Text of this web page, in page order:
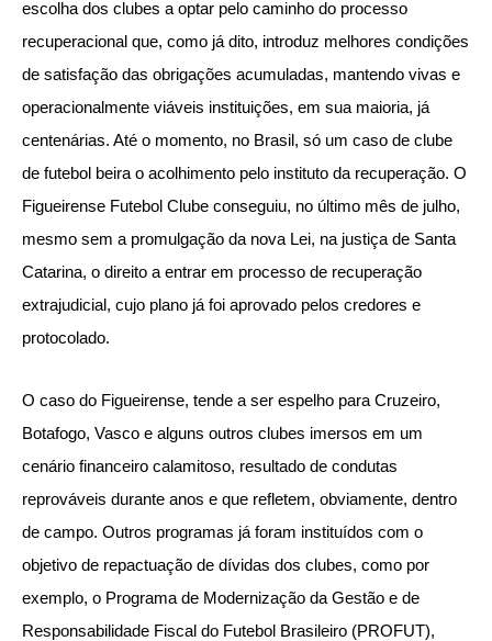
escolha dos clubes a optar pelo caminho do processo
recuperacional que, como já dito, introduz melhores condições
de satisfação das obrigações acumuladas, mantendo vivas e
operacionalmente viáveis instituições, em sua maioria, já
centenárias. Até o momento, no Brasil, só um caso de clube
de futebol beira o acolhimento pelo instituto da recuperação. O
Figueirense Futebol Clube conseguiu, no último mês de julho,
mesmo sem a promulgação da nova Lei, na justiça de Santa
Catarina, o direito a entrar em processo de recuperação
extrajudicial, cujo plano já foi aprovado pelos credores e
protocolado.
O caso do Figueirense, tende a ser espelho para Cruzeiro,
Botafogo, Vasco e alguns outros clubes imersos em um
cenário financeiro calamitoso, resultado de condutas
reprováveis durante anos e que refletem, obviamente, dentro
de campo. Outros programas já foram instituídos com o
objetivo de repactuação de dívidas dos clubes, como por
exemplo, o Programa de Modernização da Gestão e de
Responsabilidade Fiscal do Futebol Brasileiro (PROFUT),